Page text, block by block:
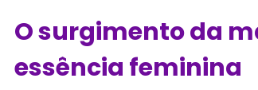
O surgimento da
essência feminina